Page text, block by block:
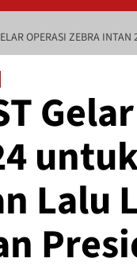
OPERASI ZEBRA
Lalu